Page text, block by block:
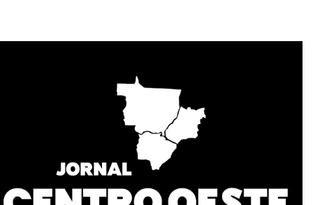
INSCREVER
Li e aceito aPolítica de Privacidade